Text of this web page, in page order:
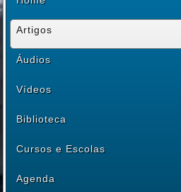
Artigos
Áudios
Vídeos
Biblioteca
Cursos e Escolas
Agenda